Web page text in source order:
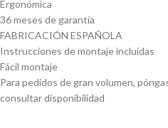
Ergonómica
36 meses de garantía
FABRICACIÓN ESPAÑOLA
Instrucciones de montaje incluidas
Fácil montaje
Para pedidos de gran volumen,
consultar disponibilidad